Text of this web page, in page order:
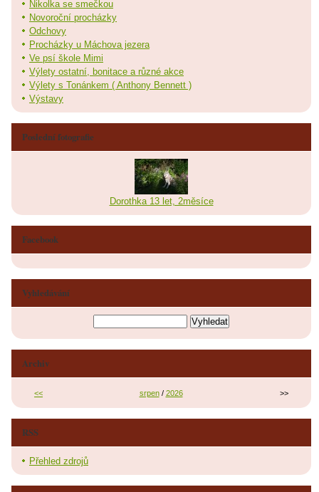
Nikolka se smečkou
Novoroční procházky
Odchovy
Procházky u Máchova jezera
Ve psí škole Mimi
Výlety ostatní, bonitace a různé akce
Výlety s Tonánkem ( Anthony Bennett )
Výstavy
Poslední fotografie
Dorothka 13 let, 2měsíce
Facebook
Vyhledávání
Archiv
<< srpen/ 2026 >>
RSS
Přehled zdrojů